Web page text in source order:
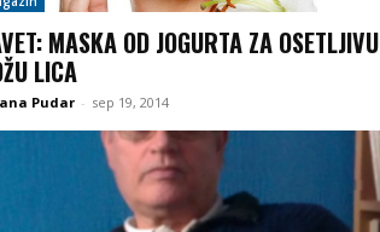
MASKA OD JOGURTA ZA OSETLJIVU
LICA
Pudar - sep 19, 2014